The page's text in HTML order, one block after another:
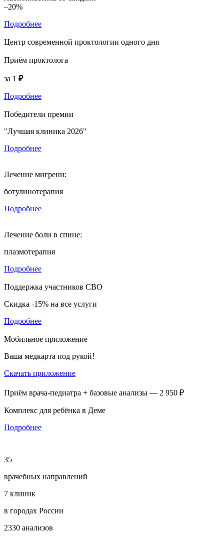
–20%
Подробнее
Центр современной проктологии одного дня
Приём проктолога
за 1 ₽
Подробнее
Победители премии
"Лучшая клиника 2026"
Подробнее
Лечение мигрени:
ботулинотерапия
Подробнее
Лечение боли в спине:
плазмотерапия
Подробнее
Поддержка участников СВО
Скидка -15% на все услуги
Подробнее
Мобильное приложение
Ваша медкарта под рукой!
Скачать приложение
Приём врача-педиатра + базовые анализы — 2 950 ₽
Комплекс для ребёнка в Деме
Подробнее
35
врачебных направлений
7 клиник
в городах России
2330 анализов